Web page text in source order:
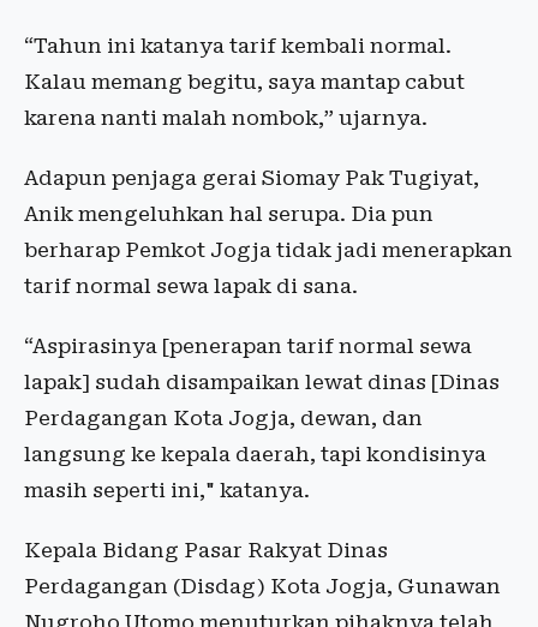
“Tahun ini katanya tarif kembali normal.
Kalau memang begitu, saya mantap cabut
karena nanti malah nombok,” ujarnya.
Adapun penjaga gerai Siomay Pak Tugiyat,
Anik mengeluhkan hal serupa. Dia pun
berharap Pemkot Jogja tidak jadi menerapkan
tarif normal sewa lapak di sana.
“Aspirasinya [penerapan tarif normal sewa
lapak] sudah disampaikan lewat dinas [Dinas
Perdagangan Kota Jogja, dewan, dan
langsung ke kepala daerah, tapi kondisinya
masih seperti ini," katanya.
Kepala Bidang Pasar Rakyat Dinas
Perdagangan (Disdag) Kota Jogja, Gunawan